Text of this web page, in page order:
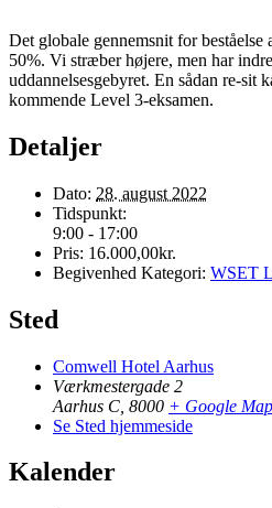
Det globale gennemsnit for beståelse
50%. Vi stræber højere, men har
uddannelsesgebyret. En sådan re-sit
kommende Level 3-eksamen.
Detaljer
Dato: 28. august 2022
Tidspunkt:
9:00 - 17:00
Pris: 16.000,00kr.
Begivenhed Kategori: WSET
Sted
Comwell Hotel Aarhus
Værkmestergade 2
Aarhus C 8000 + Google
Se Sted hjemmeside
Kalender